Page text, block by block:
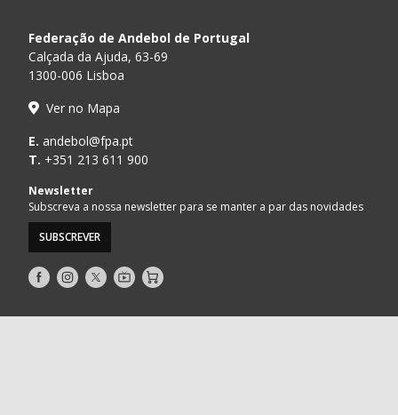
Federação de Andebol de Portugal
Calçada da Ajuda, 63-69
1300-006 Lisboa
Ver no Mapa
E. andebol@fpa.pt
T. +351 213 611 900
Newsletter
Subscreva a nossa newsletter para se manter a par das novidades
SUBSCREVER
Siga-
nos
no
Siga-
nos
no
Siga-
nos
no
AndebolTV
Loja